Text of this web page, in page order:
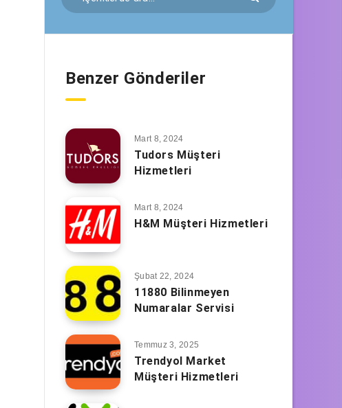
Benzer Gönderiler
Mart 8, 2024
Tudors Müşteri
Hizmetleri
Mart 8, 2024
H&M Müşteri Hizmetleri
Şubat 22, 2024
11880 Bilinmeyen
Numaralar Servisi
Temmuz 3, 2025
Trendyol Market
Müşteri Hizmetleri